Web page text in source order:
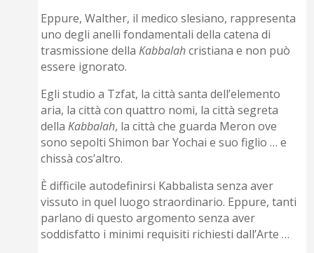
Eppure, Walther, il medico slesiano, rappresenta
uno degli anelli fondamentali della catena di
trasmissione dellaKabbalahcristiana e non può
essere ignorato.
Egli studio a Tzfat, la città santa dell’elemento
aria, la città con quattro nomi, la città segreta
dellaKabbalah, la città che guarda Meron ove
sono sepolti Shimon bar Yochai e suo figlio … e
chissà cos’altro.
È difficile autodefinirsi Kabbalista senza aver
vissuto in quel luogo straordinario. Eppure, tanti
parlano di questo argomento senza aver
soddisfatto i minimi requisiti richiesti dall’Arte …